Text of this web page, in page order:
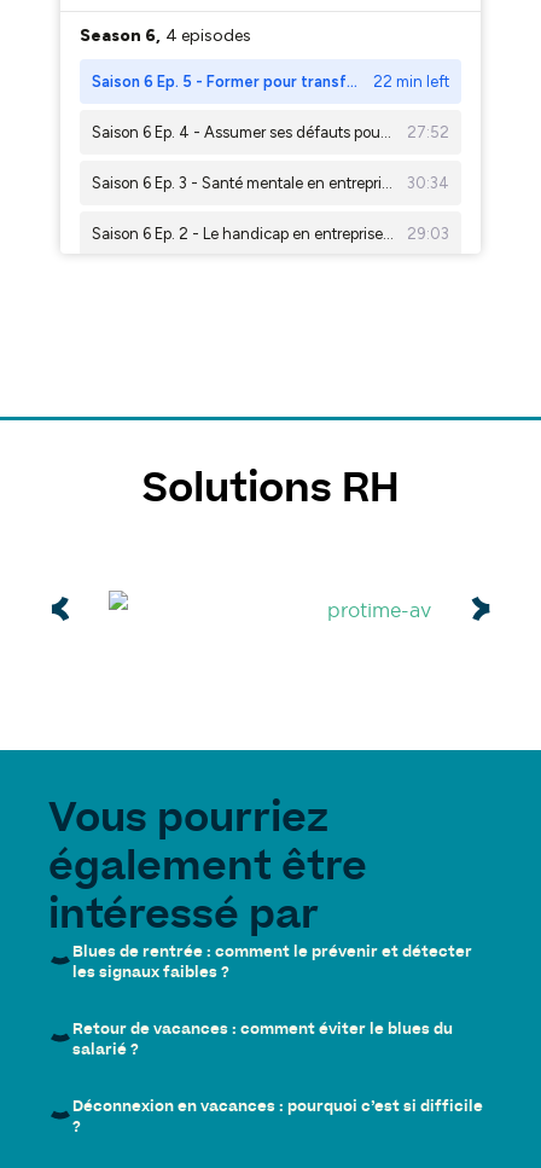
Solutions RH
Vous pourriez
également être
intéressé par
Blues de rentrée : comment le prévenir et détecter
les signaux faibles ?
Retour de vacances : comment éviter le blues du
salarié ?
Déconnexion en vacances : pourquoi c’est si difficile
?